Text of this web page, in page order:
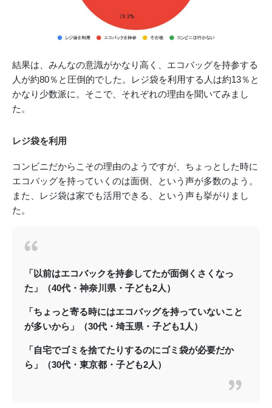
結果は、みんなの意識がかなり高く、エコバッグを持参する
人が約80％と圧倒的でした。レジ袋を利用する人は約13％と
かなり少数派に。そこで、それぞれの理由を聞いてみまし
た。
レジ袋を利用
コンビニだからこその理由のようですが、ちょっとした時に
エコバッグを持っていくのは面倒、という声が多数のよう。
また、レジ袋は家でも活用できる、という声も挙がりまし
た。
「以前はエコバックを持参してたが面倒くさくなっ
た」（40代・神奈川県・子ども2人）
「ちょっと寄る時にはエコバッグを持っていないこと
が多いから」（30代・埼玉県・子ども1人）
「自宅でゴミを捨てたりするのにゴミ袋が必要だか
ら」（30代・東京都・子ども2人）